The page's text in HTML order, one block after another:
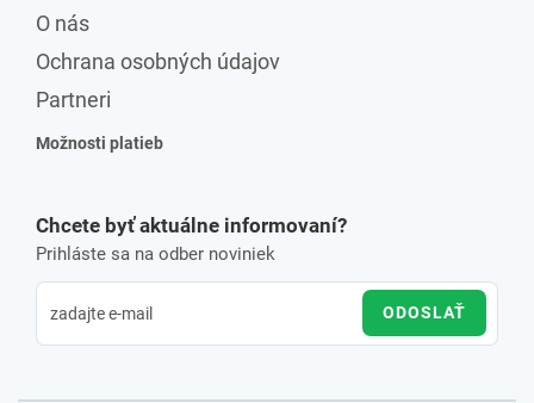
O nás
Ochrana osobných údajov
Partneri
Možnosti platieb
Chcete byť aktuálne informovaní?
Prihláste sa na odber noviniek
ODOSLAŤ